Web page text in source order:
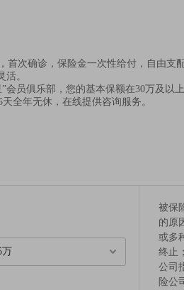
首次确诊，保险金一次性给付，自由支配
。
会员俱乐部，您的基本保额在30万及以
全年无休，在线提供咨询服务。
万
被保
的原
或多
终止
公司
险公